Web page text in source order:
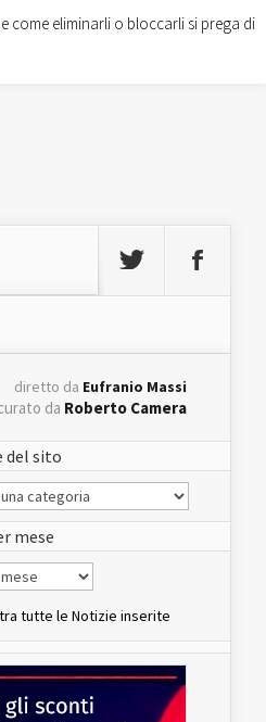
diretto da Eufranio Massi
da Roberto Camera
del sito
mese
tutte le Notizie inserite
come eliminarli o bloccarli si prega di